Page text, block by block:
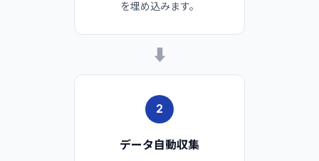
を埋め込みます。
➡
2
データ自動収集